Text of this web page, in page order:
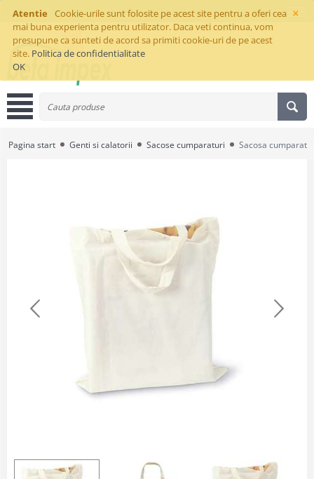
×
Atentie
Cookie-urile sunt folosite pe acest site pentru a oferi cea
mai buna experienta pentru utilizator. Daca veti continua, vom
presupune ca sunteti de acord sa primiti cookie-uri de pe acest
site. Politica de confidentialitate
OK
Pagina start Genti si calatorii Sacose cumparaturi Sacosa